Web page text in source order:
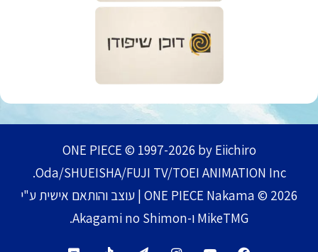
ONE PIECE © 1997-2026 by Eiichiro
Oda/SHUEISHA/FUJI TV/TOEI ANIMATION Inc.
ONE PIECE Nakama © 2026 | עוצב והותאם אישית ע"י
MikeTMG ו-Akagami no Shimon.